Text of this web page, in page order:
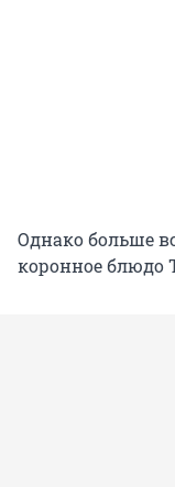
Однако больше
коронное блюдо